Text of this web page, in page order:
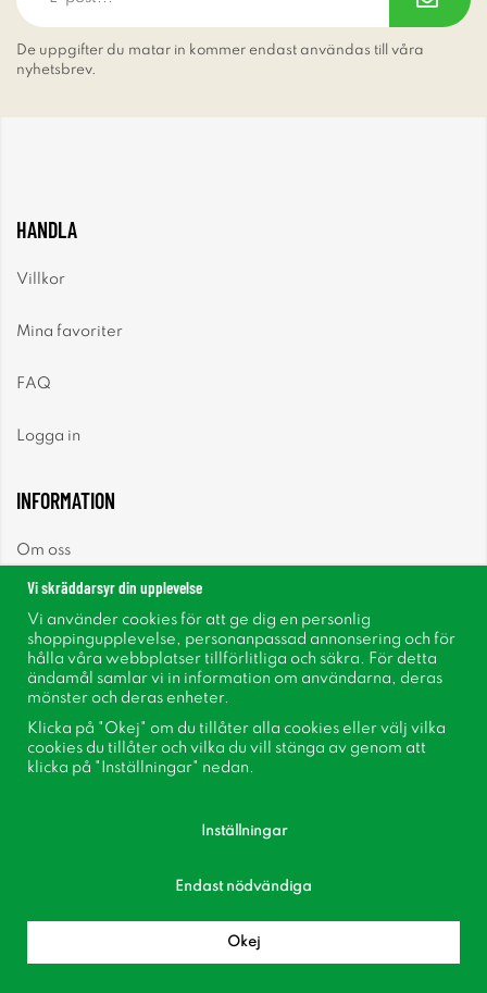
De uppgifter du matar in kommer endast användas till våra
nyhetsbrev.
HANDLA
Villkor
Mina favoriter
FAQ
Logga in
INFORMATION
Om oss
Nyhetsbrev
Om cookies
Inspiration
Bli medlem i vår kundklubb!
Vi skräddarsyr din upplevelse
Vi använder cookies för att ge dig en personlig
shoppingupplevelse, personanpassad annonsering och för
hålla våra webbplatser tillförlitliga och säkra. För detta
ändamål samlar vi in information om användarna, deras
mönster och deras enheter.
Klicka på "Okej" om du tillåter alla cookies eller välj vilka
cookies du tillåter och vilka du vill stänga av genom att
klicka på "Inställningar" nedan.
Inställningar
Endast nödvändiga
Okej